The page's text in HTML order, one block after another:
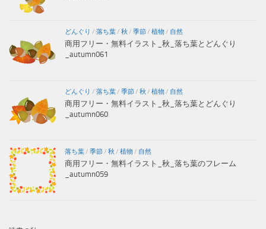
どんぐり / 落ち葉/ 秋 / 季節/ 植物/ 自然
商用フリー・無料イラスト_秋_落ち葉とどんぐり
_autumn061
どんぐり / 落ち葉/ 季節/ 秋 / 植物/ 自然
商用フリー・無料イラスト_秋_落ち葉とどんぐり
_autumn060
落ち葉/ 季節/ 秋 / 植物/ 自然
商用フリー・無料イラスト_秋_落ち葉のフレーム
_autumn059